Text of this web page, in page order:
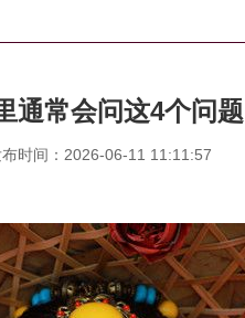
通常会问这4个问题
布时间：2026-06-11 11:11:57